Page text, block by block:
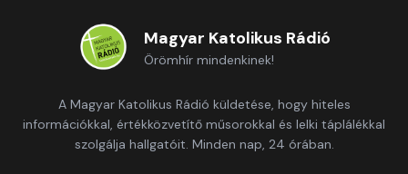
Magyar Katolikus Rádió
Örömhír mindenkinek!
A Magyar Katolikus Rádió küldetése, hogy hiteles
információkkal, értékközvetítő műsorokkal és lelki táplálékkal
szolgálja hallgatóit. Minden nap, 24 órában.